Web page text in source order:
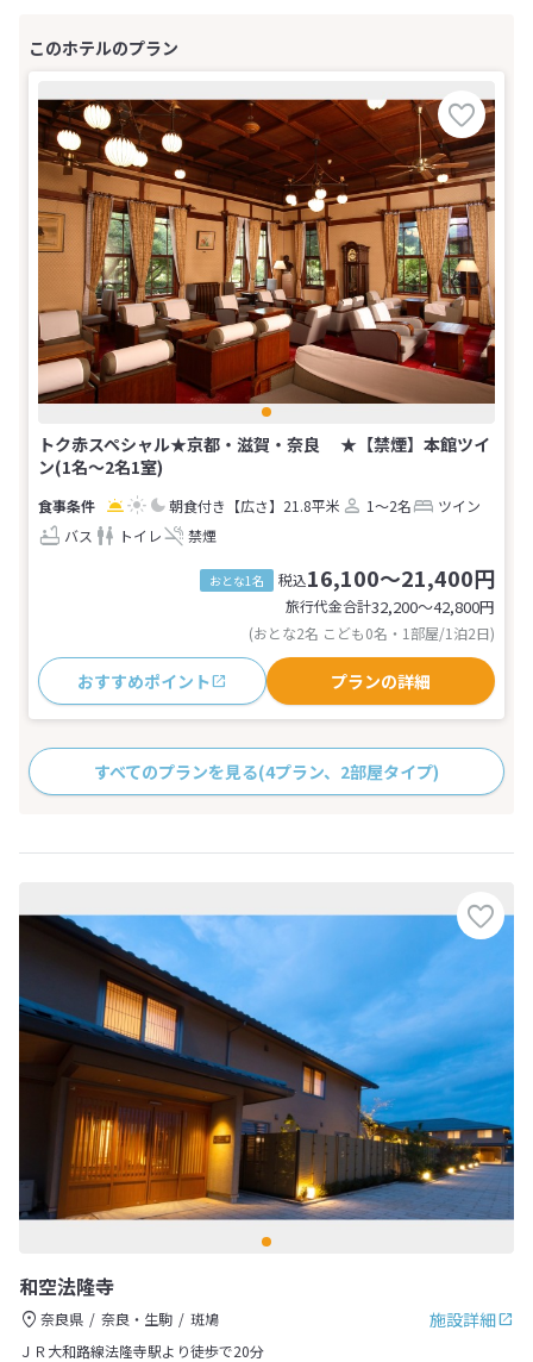
トク赤スペシャル★京都・滋賀・奈良 ★【禁煙】本館ツイ
ン(1名～2名1室)
朝食付き 【広さ】21.8平米 1～2名
ツイン
バス
トイレ 禁煙
おとな1名 税込16,100～21,400円
旅行代金合計32,200〜42,800円
(おとな2名 こども0名・1部屋/1泊2日)
おすすめポイント プランの詳細
すべてのプランを見る(4プラン、2部屋タイプ)
和空法隆寺
施設詳細
奈良県 奈良・生駒
斑鳩
ＪＲ大和路線法隆寺駅より徒歩で20分